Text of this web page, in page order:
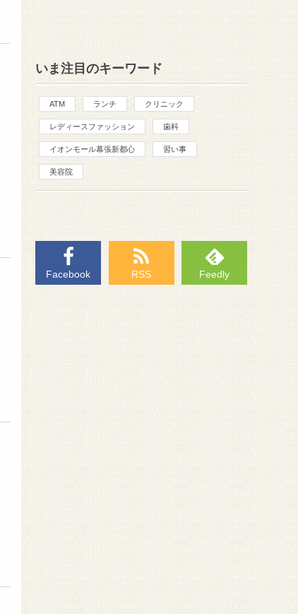
いま注目のキーワード
ATM ランチ クリニック
レディースファッション 歯科
イオンモール幕張新都心 習い事
美容院
Facebook RSS Feedly